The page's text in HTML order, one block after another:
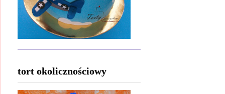
tort okolicznościowy